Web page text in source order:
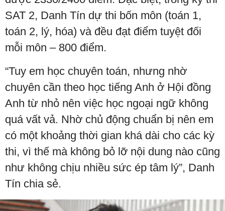
SAT 2, Danh Tín dự thi bốn môn (toán 1,
toán 2, lý, hóa) và đều đạt điểm tuyệt đối
mỗi môn – 800 điểm.
“Tuy em học chuyên toán, nhưng nhờ
chuyên cần theo học tiếng Anh ở Hội đồng
Anh từ nhỏ nên việc học ngoại ngữ không
quá vất vả. Nhờ chủ động chuẩn bị nên em
có một khoảng thời gian khá dài cho các kỳ
thi, vì thế mà không bỏ lỡ nội dung nào cũng
như không chịu nhiều sức ép tâm lý”, Danh
Tín chia sẻ.